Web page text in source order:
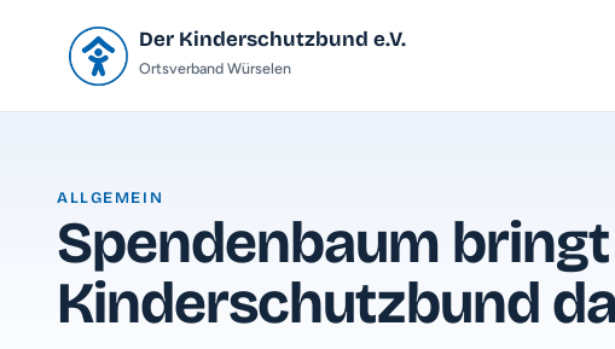
Der Kinderschutzbund e.V.
Ortsverband Würselen
ALLGEMEIN
Spendenbaum
Kinderschutzbund